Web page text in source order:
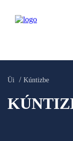
Üi Kúntizbe